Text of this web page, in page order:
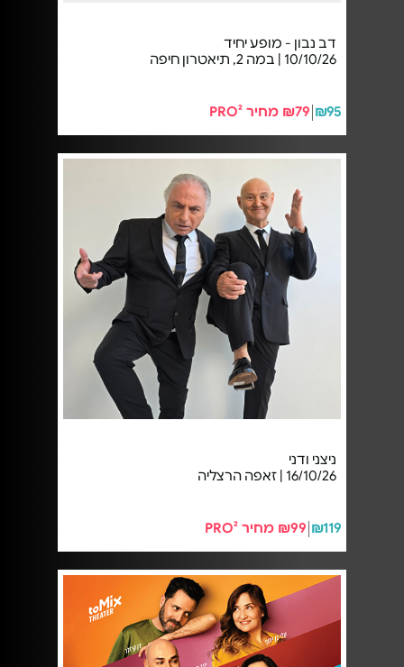
דב נבון - מופע יחיד
10/10/26 | במה 2, תיאטרון חיפה
₪95 ₪79 מחיר PRO²
ניצני ודני
16/10/26 | זאפה הרצליה
₪119 ₪99 מחיר PRO²